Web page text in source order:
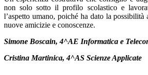
non solo sotto il profilo scolastico e
l’aspetto umano, poiché ha dato la
nuove amicizie e conoscenze.
Simone Boscain, 4^AE Informatica e
Cristina Martinica, 4^AS Scienze Applicate